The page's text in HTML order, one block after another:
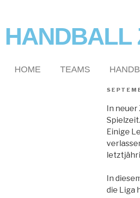
HANDBALL
HOME TEAMS
In neuer
Spielzeit.
Einige
In
die Liga